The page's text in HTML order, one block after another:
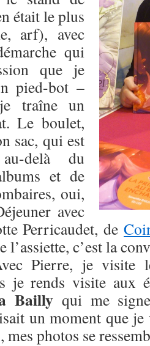
était le plus
arf), avec
qui
que je
pied-bot –
traîne un
Le boulet,
sac, qui est
delà du
et de
oui,
avec
Perricaudet, de
l’assiette, c’est la
Pierre, je visite
je rends visite aux
Baillyqui me
un moment que
photos se